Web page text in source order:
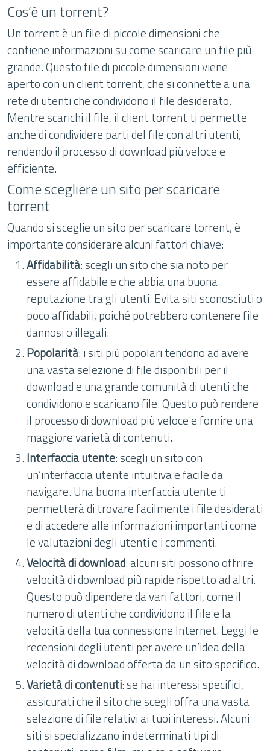
Cos’è un torrent?
Un torrent è un file di piccole dimensioni che
contiene informazioni su come scaricare un file più
grande. Questo file di piccole dimensioni viene
aperto con un client torrent, che si connette a una
rete di utenti che condividono il file desiderato.
Mentre scarichi il file, il client torrent ti permette
anche di condividere parti del file con altri utenti,
rendendo il processo di download più veloce e
efficiente.
Come scegliere un sito per scaricare
torrent
Quando si sceglie un sito per scaricare torrent, è
importante considerare alcuni fattori chiave:
Affidabilità: scegli un sito che sia noto per
essere affidabile e che abbia una buona
reputazione tra gli utenti. Evita siti sconosciuti o
poco affidabili, poiché potrebbero contenere file
dannosi o illegali.
Popolarità: i siti più popolari tendono ad avere
una vasta selezione di file disponibili per il
download e una grande comunità di utenti che
condividono e scaricano file. Questo può rendere
il processo di download più veloce e fornire una
maggiore varietà di contenuti.
Interfaccia utente: scegli un sito con
un’interfaccia utente intuitiva e facile da
navigare. Una buona interfaccia utente ti
permetterà di trovare facilmente i file desiderati
e di accedere alle informazioni importanti come
le valutazioni degli utenti e i commenti.
Velocità di download: alcuni siti possono offrire
velocità di download più rapide rispetto ad altri.
Questo può dipendere da vari fattori, come il
numero di utenti che condividono il file e la
velocità della tua connessione Internet. Leggi le
recensioni degli utenti per avere un’idea della
velocità di download offerta da un sito specifico.
Varietà di contenuti: se hai interessi specifici,
assicurati che il sito che scegli offra una vasta
selezione di file relativi ai tuoi interessi. Alcuni
siti si specializzano in determinati tipi di